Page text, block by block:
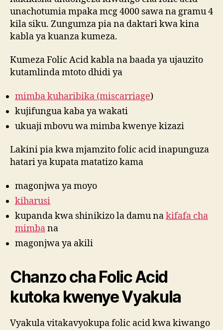
unachotumia mpaka mcg 4000 sawa na gramu 4
kila siku. Zungumza pia na daktari kwa kina
kabla ya kuanza kumeza.
Kumeza Folic Acid kabla na baada ya ujauzito
kutamlinda mtoto dhidi ya
mimba kuharibika (miscarriage)
kujifungua kaba ya wakati
ukuaji mbovu wa mimba kwenye kizazi
Lakini pia kwa mjamzito folic acid inapunguza
hatari ya kupata matatizo kama
magonjwa ya moyo
kiharusi
kupanda kwa shinikizo la damu nakifafa cha
mimbana
magonjwa ya akili
Chanzo cha Folic Acid
kutoka kwenye Vyakula
Vyakula vitakavyokupa folic acid kwa kiwango